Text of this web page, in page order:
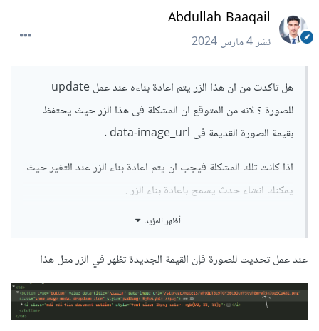
Abdullah Baaqail
نشر4 مارس 2024
هل تاكدت من ان هذا الزر يتم اعادة بناءه عند عمل update
للصورة ؟ لانه من المتوقع ان المشكلة فى هذا الزر حيث يحتفظ
بقيمة الصورة القديمة فى data-image_url .
اذا كانت تلك المشكلة فيجب ان يتم اعادة بناء الزر عند التغير حيث
يمكنك انشاء حدث يسمح باعادة بناء الزر .
اذا لم يتم حل المشكلة هل يمكنك ارسال ملفات المشروع
أظهر المزيد
عند عمل تحديث للصورة فإن القيمة الجديدة تظهر في الزر مثل هذا